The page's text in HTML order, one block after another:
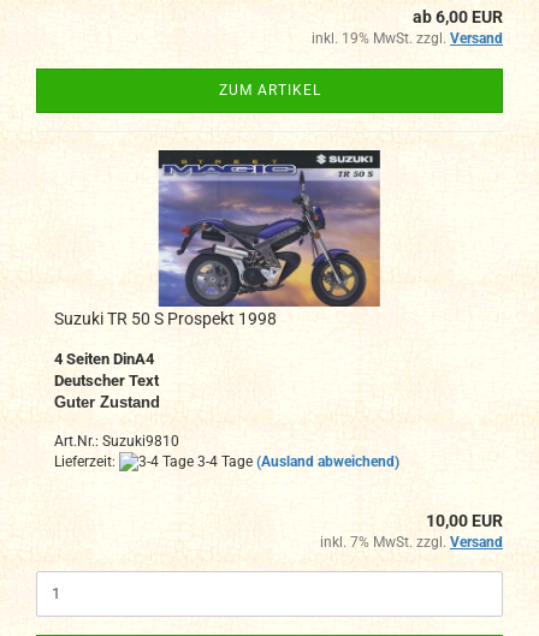
ab 6,00 EUR
inkl. 19% MwSt. zzgl. Versand
ZUM ARTIKEL
Suzuki TR 50 S Prospekt 1998
4 Seiten DinA4
Deutscher Text
Guter Zustand
Art.Nr.: Suzuki9810
Lieferzeit:
3-4 Tage (Ausland abweichend)
10,00 EUR
inkl. 7% MwSt. zzgl. Versand